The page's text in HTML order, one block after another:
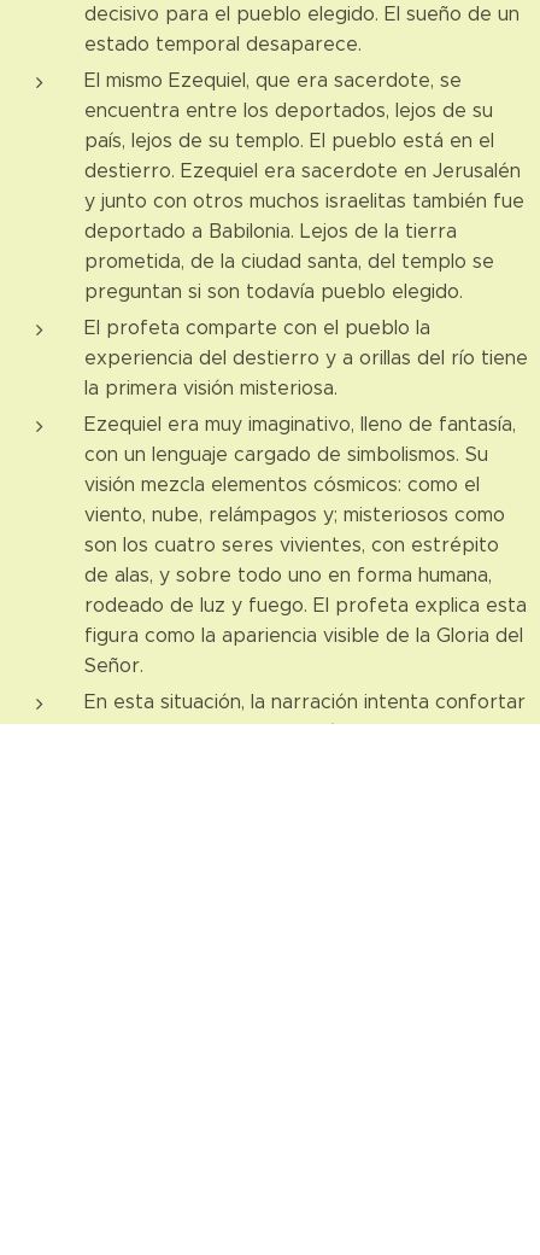
decisivo para el pueblo elegido. El sueño de un
estado temporal desaparece.
El mismo Ezequiel, que era sacerdote, se
encuentra entre los deportados, lejos de su
país, lejos de su templo. El pueblo está en el
destierro. Ezequiel era sacerdote en Jerusalén
y junto con otros muchos israelitas también fue
deportado a Babilonia. Lejos de la tierra
prometida, de la ciudad santa, del templo se
preguntan si son todavía pueblo elegido.
El profeta comparte con el pueblo la
experiencia del destierro y a orillas del río tiene
la primera visión misteriosa.
Ezequiel era muy imaginativo, lleno de fantasía,
con un lenguaje cargado de simbolismos. Su
visión mezcla elementos cósmicos: como el
viento, nube, relámpagos y; misteriosos como
son los cuatro seres vivientes, con estrépito
de alas, y sobre todo uno en forma humana,
rodeado de luz y fuego. El profeta explica esta
figura como la apariencia visible de la Gloria del
Señor.
En esta situación, la narración intenta confortar
a los exiliados: Dios no está atado ni a un lugar,